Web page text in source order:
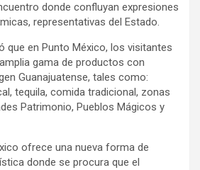
donde confluyan expresiones
representativas del Estado.
que en Punto México, los visitantes
gama de productos con
Guanajuatense, tales como:
tequila, comida tradicional, zonas
Patrimonio, Pueblos Mágicos y
ofrece una nueva forma de
donde se procura que el